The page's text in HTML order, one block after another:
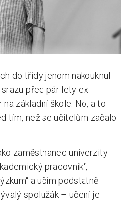
do třídy jenom nakouknul
srazu před pár lety ex-
základní škole. No, a to
tím, než se učitelům začalo
zaměstnanec univerzity
pracovník“,
a učím podstatně
spolužák – učení je